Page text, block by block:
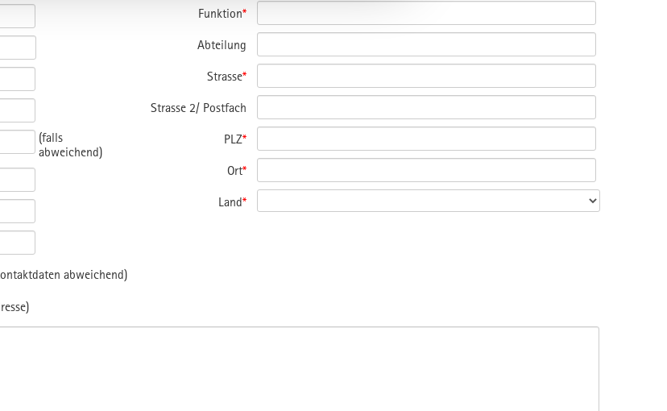
(falls
abweichend)
Funktion*
Abteilung
Strasse*
Strasse 2/ Postfach
PLZ*
Ort*
Land*
abweichend)